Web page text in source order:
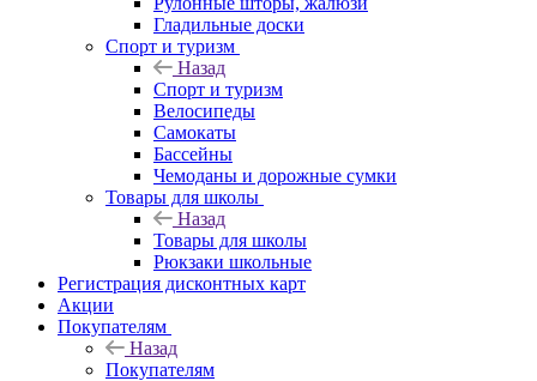
Гладильные доски
Спорт и туризм
Назад
Спорт и туризм
Велосипеды
Самокаты
Бассейны
Чемоданы и дорожные сумки
Товары для школы
Назад
Товары для школы
Рюкзаки школьные
Регистрация дисконтных карт
Акции
Покупателям
Назад
Покупателям